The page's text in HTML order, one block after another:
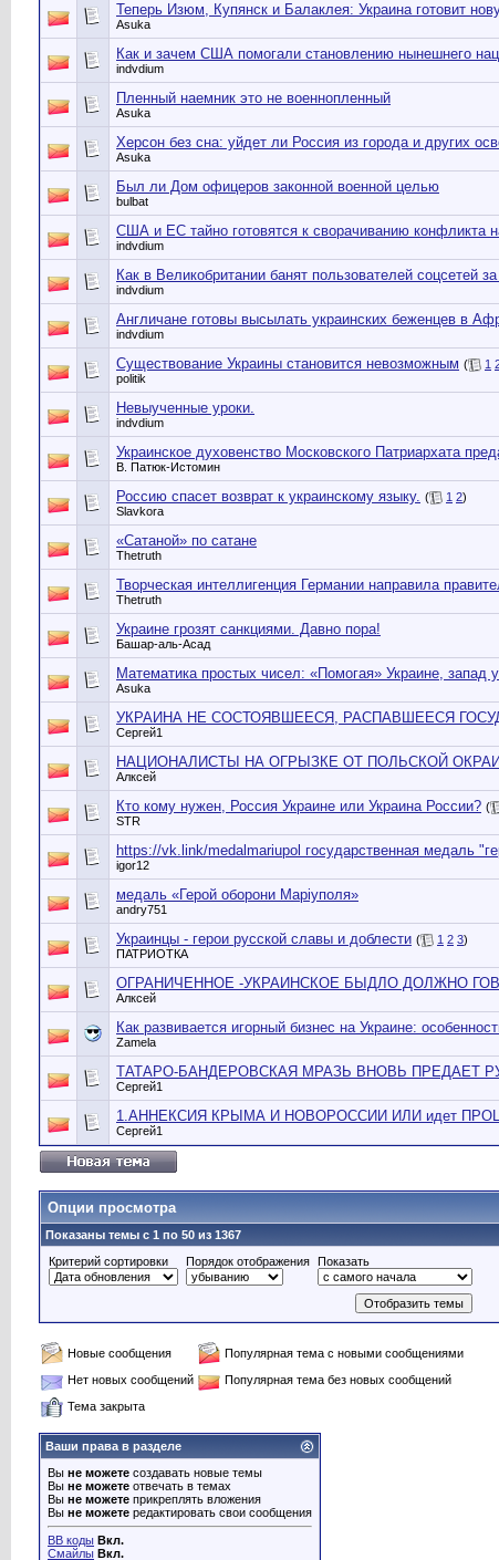
Теперь Изюм, Купянск и Балаклея: Украина готовит
Asuka
Как и зачем США помогали становлению нынешнего
indvdium
Пленный наемник это не военнопленный
Asuka
Херсон без сна: уйдет ли Россия из города и других
Asuka
Был ли Дом офицеров законной военной целью
bulbat
США и ЕС тайно готовятся к сворачиванию конфликта
indvdium
Как в Великобритании банят пользователей соцсетей
indvdium
Англичане готовы высылать украинских беженцев в
indvdium
Существование Украины становится невозможным ( 1
politik
Невыученные уроки.
indvdium
Украинское духовенство Московского Патриархата
В. Патюк-Истомин
Россию спасет возврат к украинскому языку. ( 1 2)
Slavkora
«Сатаной» по сатане
Thetruth
Творческая интеллигенция Германии направила
Thetruth
Украине грозят санкциями. Давно пора!
Башар-аль-Асад
Математика простых чисел: «Помогая» Украине, запад
Asuka
УКРАИНА НЕ СОСТОЯВШЕЕСЯ, РАСПАВШЕЕСЯ
Сергей1
НАЦИОНАЛИСТЫ НА ОГРЫЗКЕ ОТ ПОЛЬСКОЙ
Алксей
Кто кому нужен, Россия Украине или Украина России? (
STR
https://vk.link/medalmariupol государственная медаль
igor12
медаль «Герой оборони Маріуполя»
andry751
Украинцы - герои русской славы и доблести ( 1 2 3)
ПАТРИОТКА
ОГРАНИЧЕННОЕ -УКРАИНСКОЕ БЫДЛО ДОЛЖНО
Алксей
Как развивается игорный бизнес на Украине:
Zamela
ТАТАРО-БАНДЕРОВСКАЯ МРАЗЬ ВНОВЬ ПРЕДАЕТ
Сергей1
1.АННЕКСИЯ КРЫМА И НОВОРОССИИ ИЛИ идет
Сергей1
Опции просмотра
Показаны темы с 1 по 50 из 1367
Критерий сортировки
Порядок отображения Показать
Новые сообщения
Популярная тема с новыми сообщениями
Нет новых сообщений
Популярная тема без новых сообщений
Тема закрыта
Ваши права в разделе
Вы не можете создавать новые темы
Вы не можете отвечать в темах
Вы не можете прикреплять вложения
Вы не можете редактировать свои сообщения
BB коды Вкл.
Смайлы Вкл.